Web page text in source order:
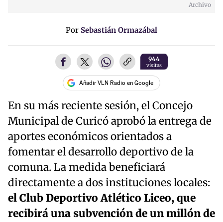
Archivo
Por Sebastián Ormazábal
944
visitas
Añadir VLN Radio en Google
En su más reciente sesión, el Concejo
Municipal de Curicó aprobó la entrega de
aportes económicos orientados a
fomentar el desarrollo deportivo de la
comuna. La medida beneficiará
directamente a dos instituciones locales:
el Club Deportivo Atlético Liceo, que
recibirá una subvención de un millón de